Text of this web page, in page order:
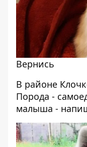
Вернись
В районе
Порода -
малыша -